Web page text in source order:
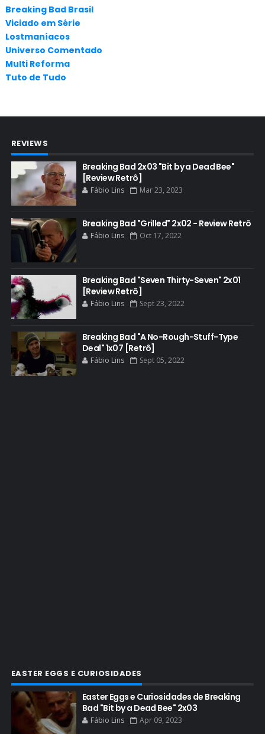
ANNA GUNN
APLICATIVOS
ARTES
AUDIÊNCIA
BAND
BASTIDORES
BATTLE CREEK
BETSY BRANDT
BETTER CALL SAUL
BLOOPERS
BLU-RAY
BOB ODENKIRK
BOB ODENKIRK CINEMA
BOB ODENKIRK TV
BREAKING BAD ART PROJECT
BREAKING BAD HISTORY
BREAKING BAD DA VIDA REAL
CONHEÇA BREAKING BAD
CRITICS CHOICE AWARDS
CURIOSIDADES
DGA AWARDS
Breaking Bad Brasil
Viciado em Série
Lostmaníacos
Universo Comentado
Multi Reforma
Tuto de Tudo
REVIEWS
Breaking Bad 2x03 "Bit by a Dead Bee"
[Review Retrô]
Fábio Lins Mar 23, 2023
Breaking Bad "Grilled" 2x02 - Review Retrô
Fábio Lins Oct 17, 2022
Breaking Bad "Seven Thirty-Seven" 2x01
[Review Retrô]
Fábio Lins Sept 23, 2022
Breaking Bad "A No-Rough-Stuff-Type
Deal" 1x07 [Retrô]
Fábio Lins Sept 05, 2022
EASTER EGGS E CURIOSIDADES
Easter Eggs e Curiosidades de Breaking
Bad "Bit by a Dead Bee" 2x03
Fábio Lins Apr 09, 2023